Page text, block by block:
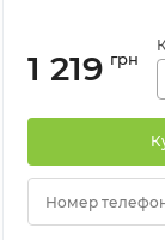
1 219 грн
Номер